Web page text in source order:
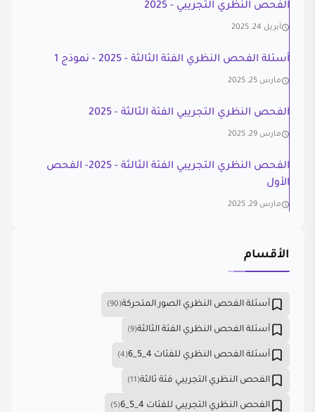
الفحص النظري التجريبي - 2025
أبريل 24, 2025
أسئلة الفحص النظري الفئة الثالثة - 2025 - نموذج 1
مارس 25, 2025
الفحص النظري التجريبي الفئة الثالثة - 2025
مارس 29, 2025
الفحص النظري التجريبي الفئة الثالثة - 2025- الفحص
الأول
مارس 29, 2025
الأقسام
أسئلة الفحص النظري الصور المتحركة(90)
أسئلة الفحص النظري الفئة الثالثة(9)
أسئلة الفحص النظري للفئات 4_5_6 (4)
الفحص النظري التجريبي فئة ثالثة(11)
الفحص النظري التجريبي للفئات 4_5_6 (5)